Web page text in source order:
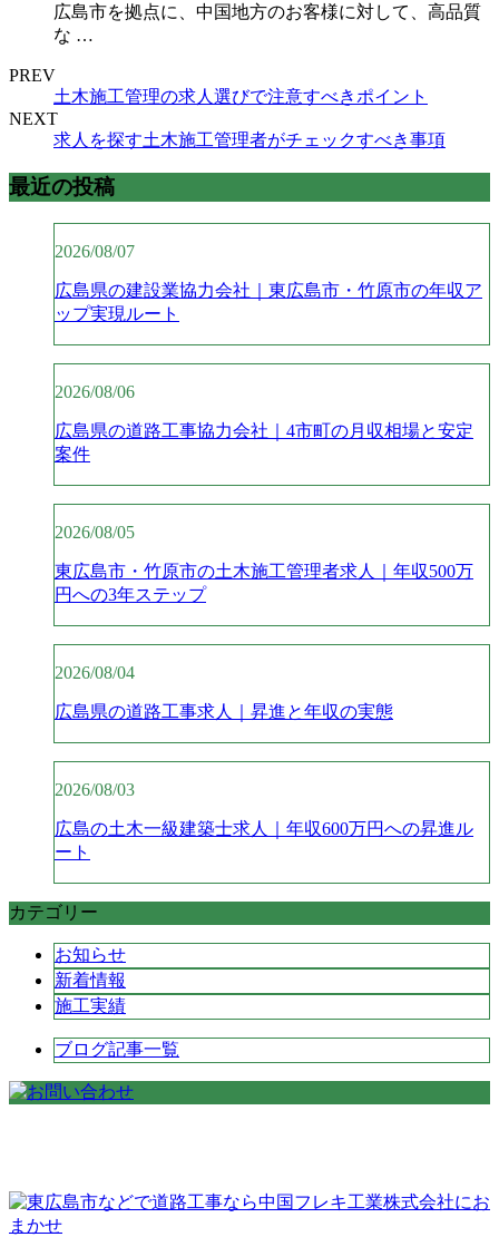
広島市を拠点に、中国地方のお客様に対して、高品質
な …
PREV
土木施工管理の求人選びで注意すべきポイント
NEXT
求人を探す土木施工管理者がチェックすべき事項
最近の投稿
2026/08/07
広島県の建設業協力会社｜東広島市・竹原市の年収ア
ップ実現ルート
2026/08/06
広島県の道路工事協力会社｜4市町の月収相場と安定
案件
2026/08/05
東広島市・竹原市の土木施工管理者求人｜年収500万
円への3年ステップ
2026/08/04
広島県の道路工事求人｜昇進と年収の実態
2026/08/03
広島の土木一級建築士求人｜年収600万円への昇進ル
ート
カテゴリー
お知らせ
新着情報
施工実績
ブログ記事一覧